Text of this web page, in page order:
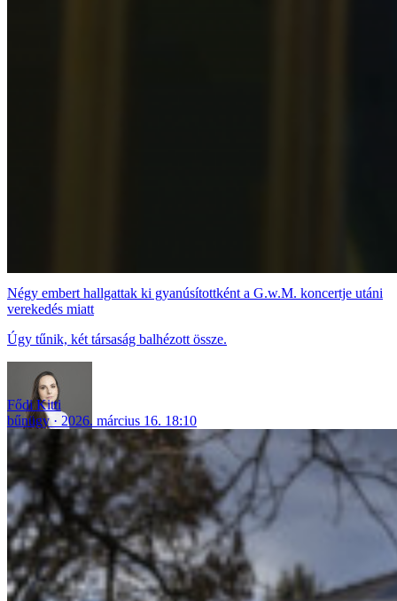
Négy embert hallgattak ki gyanúsítottként a G.w.M. koncertje utáni
verekedés miatt
Úgy tűnik, két társaság balhézott össze.
Fődi Kitti
bűnügy
2026. március 16. 18:10